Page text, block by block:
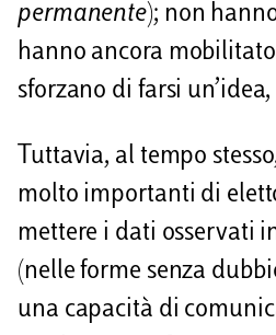
permanente); non
hanno ancora
sforzano di farsi
Tuttavia, al tempo
molto importanti di
mettere i dati osservati
(nelle forme senza
una capacità di